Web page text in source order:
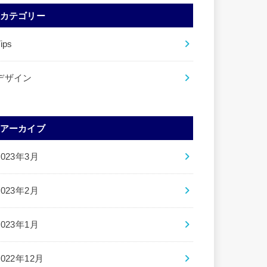
カテゴリー
ザイン
アーカイブ
年3月
年2月
年1月
年12月